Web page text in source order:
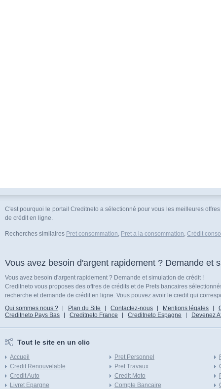
C'est pourquoi le portail Creditneto a sélectionné pour vous les meilleures
de crédit en ligne.
Recherches similaires Pret consommation, Pret a la consommation, Crédit
Vous avez besoin d'argent rapidement ? Demande et
Vous avez besoin d'argent rapidement ? Demande et simulation de crédit !
Creditneto vous proposes des offres de crédits et de Prets bancaires
recherche et demande de crédit en ligne. Vous pouvez avoir le credit qui
Qui sommes nous ?
Plan du Site Contactez-nous Mentions légales
Creditneto Pays Bas
Creditneto France Creditneto Espagne Devenez
Tout le site en un clic
Accueil
Credit Renouvelable
Credit Auto
Livret Epargne
Pret Personnel
Pret Travaux
Credit Moto
Compte Bancaire